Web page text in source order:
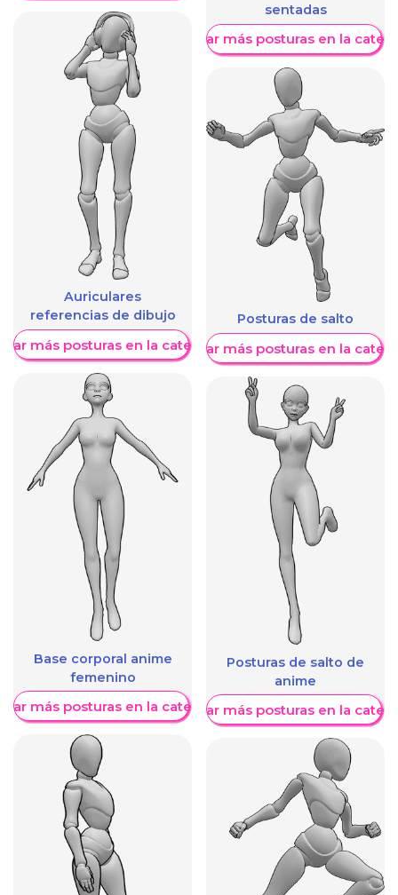
Auriculares
referencias de dibujo
más posturas en la categoría
Base corporal anime
femenino
más posturas en la categoría
sentadas
Mostrar más posturas en la
Posturas de salto
Mostrar más posturas en la
Posturas de salto de
anime
Mostrar más posturas en la